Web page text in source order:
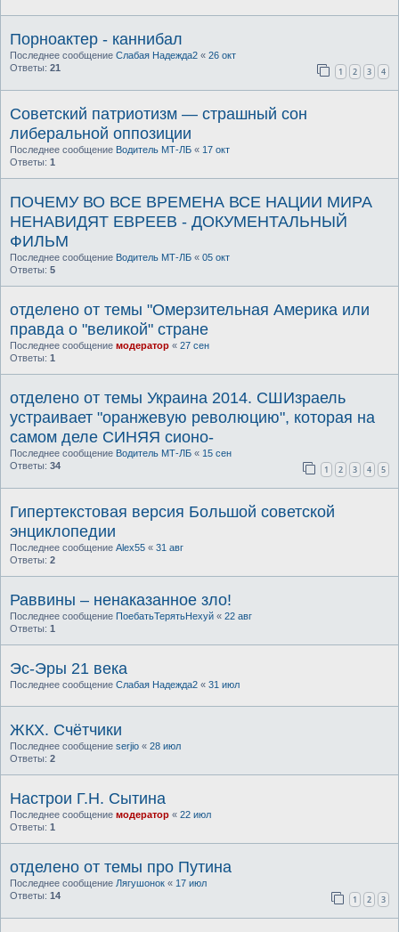
Порноактер - каннибал
Последнее сообщение Слабая Надежда2 « 26 окт
Ответы: 21 1 2 3 4
Советский патриотизм — страшный сон
либеральной оппозиции
Последнее сообщение Водитель МТ-ЛБ « 17 окт
Ответы: 1
ПОЧЕМУ ВО ВСЕ ВРЕМЕНА ВСЕ НАЦИИ МИРА
НЕНАВИДЯТ ЕВРЕЕВ - ДОКУМЕНТАЛЬНЫЙ
ФИЛЬМ
Последнее сообщение Водитель МТ-ЛБ « 05 окт
Ответы: 5
отделено от темы "Омерзительная Америка или
правда о "великой" стране
Последнее сообщение модератор « 27 сен
Ответы: 1
отделено от темы Украина 2014. СШИзраель
устраивает "оранжевую революцию", которая на
самом деле СИНЯЯ сионо-
Последнее сообщение Водитель МТ-ЛБ « 15 сен
Ответы: 34 1 2 3 4 5
Гипертекстовая версия Большой советской
энциклопедии
Последнее сообщение Alex55 « 31 авг
Ответы: 2
Раввины – ненаказанное зло!
Последнее сообщение ПоебатьТерятьНехуй « 22 авг
Ответы: 1
Эс-Эры 21 века
Последнее сообщение Слабая Надежда2 « 31 июл
ЖКХ. Счётчики
Последнее сообщение serjio « 28 июл
Ответы: 2
Настрои Г.Н. Сытина
Последнее сообщение модератор « 22 июл
Ответы: 1
отделено от темы про Путина
Последнее сообщение Лягушонок « 17 июл
Ответы: 14 1 2 3